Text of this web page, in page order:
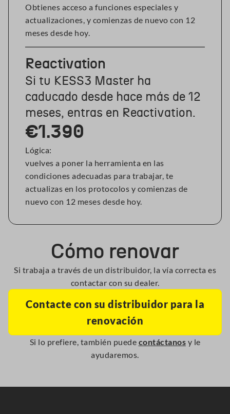
Obtienes acceso a funciones especiales y
actualizaciones, y comienzas de nuevo con 12
meses desde hoy.
Reactivation
Si tu KESS3 Master ha
caducado desde hace más de 12
meses, entras en Reactivation.
€1.390
Lógica:
vuelves a poner la herramienta en las
condiciones adecuadas para trabajar, te
actualizas en los protocolos y comienzas de
nuevo con 12 meses desde hoy.
Cómo renovar
Si trabaja a través de un distribuidor, la vía correcta es
contactar con su dealer.
Contacte con su distribuidor para la
renovación
Si lo prefiere, también puede contáctanos y le
ayudaremos.